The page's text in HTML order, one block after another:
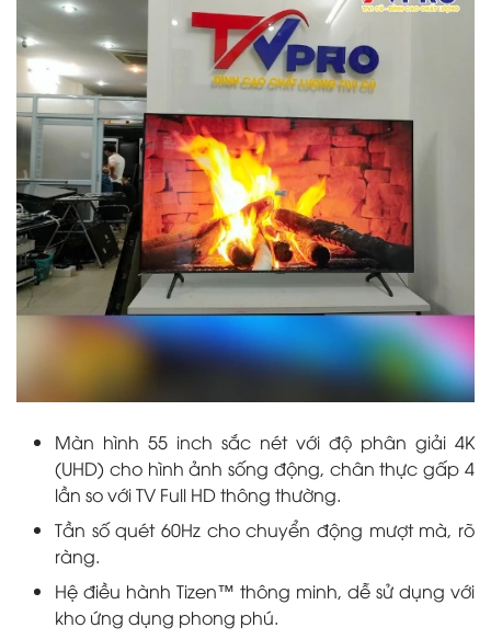
Màn hình 55 inch sắc nét với độ phân giải 4K
(UHD) cho hình ảnh sống động, chân thực gấp 4
lần so với TV Full HD thông thường.
Tần số quét 60Hz cho chuyển động mượt mà, rõ
ràng.
Hệ điều hành Tizen™ thông minh, dễ sử dụng với
kho ứng dụng phong phú.